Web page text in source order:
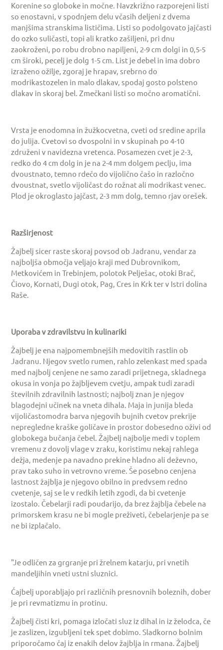
Korenine so globoke in močne. Navzkrižno razporejeni listi
so enostavni, v spodnjem delu včasih deljeni z dvema
manjšima stranskima lističima. Listi so podolgovato jajčasti
do ozko suličasti, topi ali kratko zašiljeni, pri dnu
zaokroženi, po robu drobno napiljeni, 2-9 cm dolgi in 0,5-5
cm široki, pecelj je dolg 1-5 cm. List je debel in ima dobro
izraženo ožilje, zgoraj je hrapav, srebrno do
modrikastozelen in malo dlakav, spodaj gosto polsteno
dlakav in skoraj bel. Zmečkani listi so močno aromatični.
Vrsta je enodomna in žužkocvetna, cveti od sredine aprila
do julija. Cvetovi so dvospolni in v skupinah po 4-10
združeni v navidezna vretenca. Posamezen cvet je 2-3,
redko do 4 cm dolg in je na 2-4 mm dolgem peclju, ima
dvoustnato, temno rdečo do vijolično čašo in razločno
dvoustnat, svetlo vijoličast do rožnat ali modrikast venec.
Plod je okroglasto jajčast, 2-3 mm dolg, temno rjav orešek.
Razširjenost
Žajbelj sicer raste skoraj povsod ob Jadranu, vendar za
najboljša območja veljajo kraji med Dubrovnikom,
Metkovićem in Trebinjem, polotok Pelješac, otoki Brač,
Čiovo, Kornati, Dugi otok, Pag, Cres in Krk ter v Istri dolina
Raše.
Uporaba v zdravilstvu in kulinariki
Žajbelj je ena najpomembnejših medovitih rastlin ob
Jadranu. Njegov svetlo rumen, rahlo zelenkast med spada
med najbolj cenjene ne samo zaradi prijetnega, skladnega
okusa in vonja po žajbljevem cvetju, ampak tudi zaradi
številnih zdravilnih lastnosti; najbolj znan je njegov
blagodejni učinek na vneta dihala. Maja in junija bleda
vijoličastomodra barva njegovih bujnih cvetov prekrije
nepregledne kraške goličave in prostor dobesedno oživi od
globokega bučanja čebel. Žajbelj najbolje medi v toplem
vremenu z dovolj vlage v zraku, koristimu nekaj rahlega
dežja, medenje pa navadno prekine hladno ali deževno,
prav tako suho in vetrovno vreme. Še posebno cenjena
lastnost žajblja je njegovo obilno in predvsem redno
cvetenje, saj se le v redkih letih zgodi, da bi cvetenje
izostalo. Čebelarji radi poudarijo, da brez žajblja čebele na
primorskem krasu ne bi mogle preživeti, čebelarjenje pa se
ne bi izplačalo.
"Je odličen za grgranje pri žrelnem katarju, pri vnetih
mandeljihin vneti ustni sluznici.
Ćajbelj uporabljajo pri različnih presnovnih boleznih, dober
je pri revmatizmu in protinu.
Žajbelj čisti kri, pomaga izločati sluz iz dihal in iz želodca, če
je zaslizen, izgubljeni tek spet dobimo. Sladkorno bolnim
priporočamo čaj iz enakih delov žajblja in rmana. Žajbelj